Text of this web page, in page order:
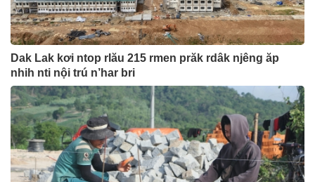
Dak Lak kơi ntop rlău 215 rmen prăk rdâk njêng ăp
nhih nti nội trú n’har bri